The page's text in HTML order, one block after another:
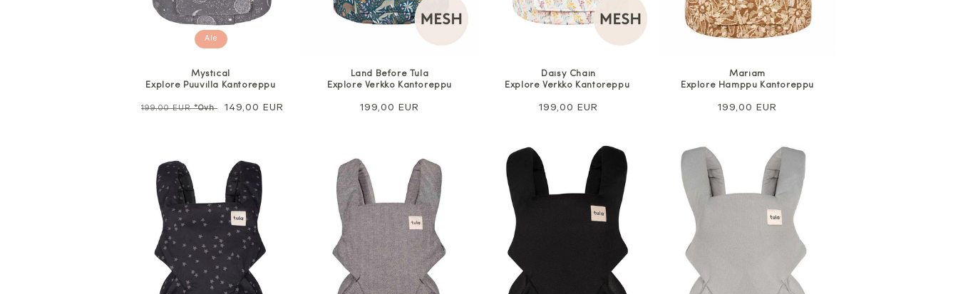
Ale
Mystical
Explore Puuvilla Kantoreppu
Normaali
199,00 EUR*Ovh Alennushinta
149,00 EUR
Land Before Tula
Explore Verkko Kantoreppu
Normaali
199,00 EUR
Daisy Chain
Explore Verkko Kantoreppu
Normaali
199,00 EUR
Mariam
Explore Hamppu Kantoreppu
Normaali
199,00 EUR